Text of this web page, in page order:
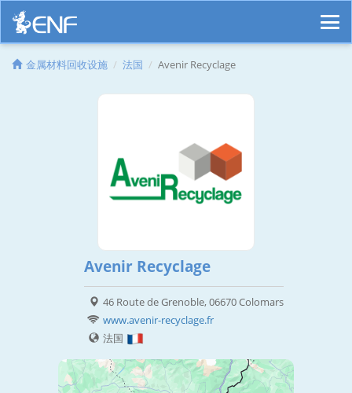
金属材料回收设施 法国 Avenir Recyclage
Avenir Recyclage
46 Route de Grenoble, 06670 Colomars
www.avenir-recyclage.fr
法国